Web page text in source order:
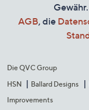
AGB, die
Die QVC Group
HSN
Ballard Designs
Improvements